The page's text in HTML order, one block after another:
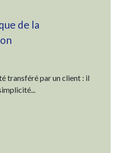
de la
transféré par un client : il